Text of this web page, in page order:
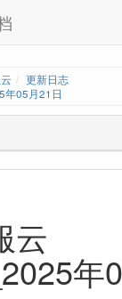
更新日志
年05月21日
云
年